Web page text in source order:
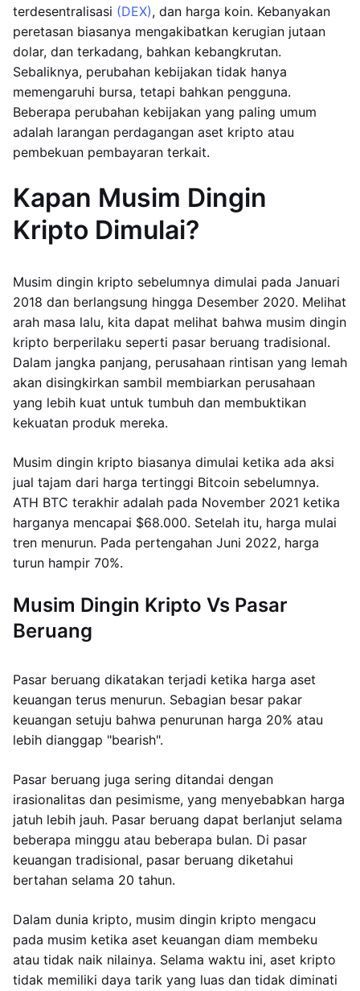
terdesentralisasi (DEX), dan harga koin. Kebanyakan
peretasan biasanya mengakibatkan kerugian jutaan
dolar, dan terkadang, bahkan kebangkrutan.
Sebaliknya, perubahan kebijakan tidak hanya
memengaruhi bursa, tetapi bahkan pengguna.
Beberapa perubahan kebijakan yang paling umum
adalah larangan perdagangan aset kripto atau
pembekuan pembayaran terkait.
Kapan Musim Dingin
Kripto Dimulai?
Musim dingin kripto sebelumnya dimulai pada Januari
2018 dan berlangsung hingga Desember 2020. Melihat
arah masa lalu, kita dapat melihat bahwa musim dingin
kripto berperilaku seperti pasar beruang tradisional.
Dalam jangka panjang, perusahaan rintisan yang lemah
akan disingkirkan sambil membiarkan perusahaan
yang lebih kuat untuk tumbuh dan membuktikan
kekuatan produk mereka.
Musim dingin kripto biasanya dimulai ketika ada aksi
jual tajam dari harga tertinggi Bitcoin sebelumnya.
ATH BTC terakhir adalah pada November 2021 ketika
harganya mencapai $68.000. Setelah itu, harga mulai
tren menurun. Pada pertengahan Juni 2022, harga
turun hampir 70%.
Musim Dingin Kripto Vs Pasar
Beruang
Pasar beruang dikatakan terjadi ketika harga aset
keuangan terus menurun. Sebagian besar pakar
keuangan setuju bahwa penurunan harga 20% atau
lebih dianggap "bearish".
Pasar beruang juga sering ditandai dengan
irasionalitas dan pesimisme, yang menyebabkan harga
jatuh lebih jauh. Pasar beruang dapat berlanjut selama
beberapa minggu atau beberapa bulan. Di pasar
keuangan tradisional, pasar beruang diketahui
bertahan selama 20 tahun.
Dalam dunia kripto, musim dingin kripto mengacu
pada musim ketika aset keuangan diam membeku
atau tidak naik nilainya. Selama waktu ini, aset kripto
tidak memiliki daya tarik yang luas dan tidak diminati